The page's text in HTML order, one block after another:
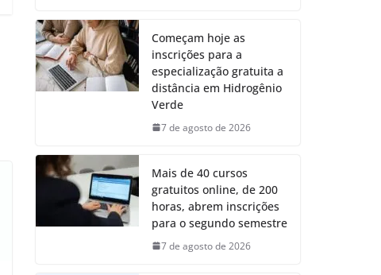
Começam hoje as
inscrições para a
especialização gratuita a
distância em Hidrogênio
Verde
7 de agosto de 2026
Mais de 40 cursos
gratuitos online, de 200
horas, abrem inscrições
para o segundo semestre
7 de agosto de 2026